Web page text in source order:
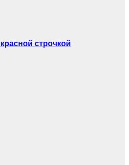
строчкой